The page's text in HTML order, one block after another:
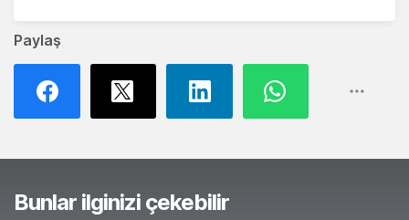
Paylaş
Bunlar ilginizi çekebilir